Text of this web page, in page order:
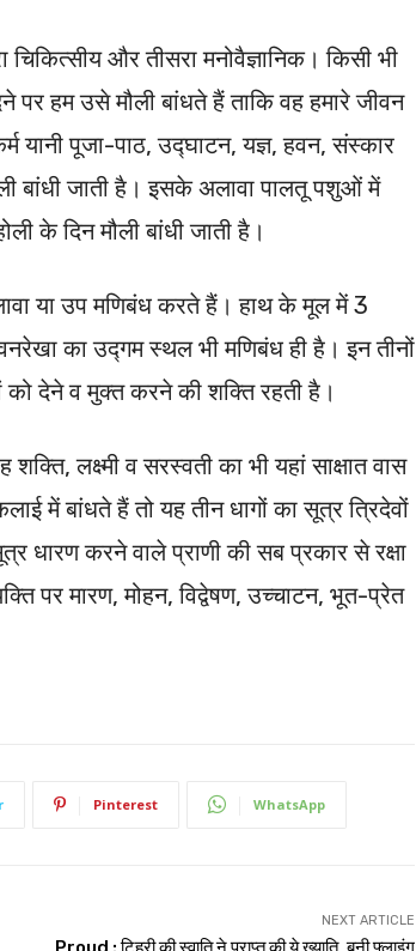
और तीसरा मनोवैज्ञानिक। किसी भी
हम उसे मौली बांधते हैं ताकि वह हमारे जीवन
यानी पूजा-पाठ, उद्घाटन, यज्ञ, हवन, संस्कार
बांधी जाती है। इसके अलावा पालतू पशुओं में
के दिन मौली बांधी जाती है।
या उप मणिबंध करते हैं। हाथ के मूल में 3
का उद्गम स्थल भी मणिबंध ही है। इन तीनों
देने व मुक्त करने की शक्ति रहती है।
लक्ष्मी व सरस्वती का भी यहां साक्षात वास
में बांधते हैं तो यह तीन धागों का सूत्र त्रिदेवों
धारण करने वाले प्राणी की सब प्रकार से रक्षा
पर मारण, मोहन, विद्वेषण, उच्चाटन, भूत-प्रेत
Pinterest WhatsApp
NEXT ARTICLE